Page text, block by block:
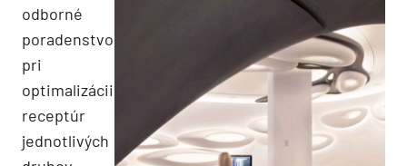
odborné
poradenstvo
pri
optimalizácii
receptúr
jednotlivých